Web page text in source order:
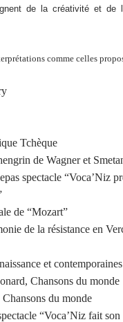
de la créativité et de
comme celles
Tchèque
de Wagner et
spectacle “Voca’Niz
de “Mozart”
de la résistance en
et contemporaines
Chansons du monde
du monde
“Voca’Niz fait son